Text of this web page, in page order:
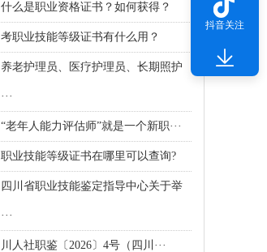
什么是职业资格证书？如何获得？
考职业技能等级证书有什么用？
养老护理员、医疗护理员、长期照护
···
“老年人能力评估师”就是一个新职···
职业技能等级证书在哪里可以查询?
四川省职业技能鉴定指导中心关于举
···
川人社职鉴〔2026〕4号（四川···
抖音关注